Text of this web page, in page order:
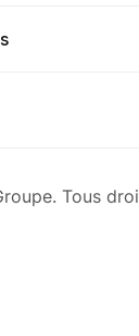
Tous